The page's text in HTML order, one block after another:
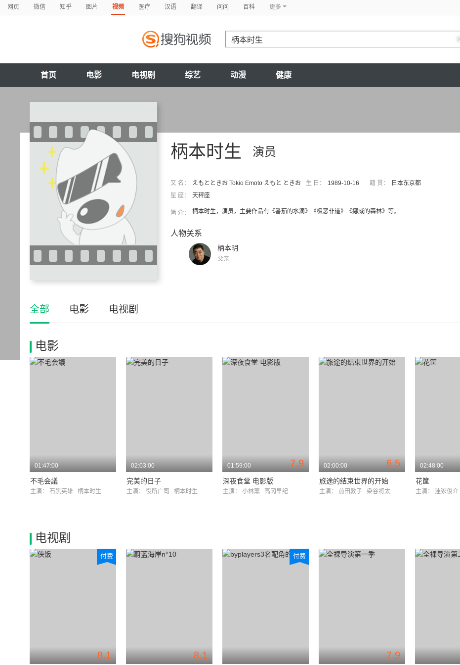
网页 微信 知乎 图片 视频 医疗 汉语 翻译 问问 百科 更多
首页 电影 电视剧 综艺 动漫 健康
演员
柄本时生
又 名： えもとときお Tokio Emoto えもと ときお 生 日： 1989-10-16 籍 贯：
日本东京都
星 座：
天秤座
简 介： 柄本时生，演员，主要作品有《番茄的水滴》《极恶非道》《挪威的森林》等。
人物关系
柄本明
父亲
全部 电影 电视剧
电影
01:47:00
不毛会議
主演： 石黑英雄 柄本时生
02:03:00
完美的日子
主演： 役所广司 柄本时生
7.9
01:59:00
深夜食堂 电影版
主演： 小林薰 高冈早纪
6.5
02:00:00
旅途的结束世界的开始
主演： 前田敦子 染谷将太
02:48:00
花筐
主演： 洼冢俊介
电视剧
8.1
付费
8.1
付费
7.9